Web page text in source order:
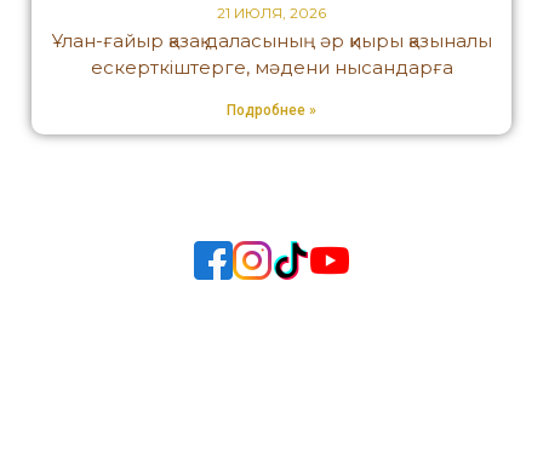
21 ИЮЛЯ, 2026
Ұлан-ғайыр қазақ даласының әр қиыры қазыналы
ескерткіштерге, мәдени нысандарға
Подробнее »